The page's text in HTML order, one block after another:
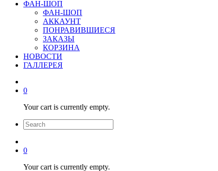
ФАН-ШОП
ФАН-ШОП
АККАУНТ
ПОНРАВИВШИЕСЯ
ЗАКАЗЫ
КОРЗИНА
НОВОСТИ
ГАЛЛЕРЕЯ
0
Your cart is currently empty.
0
Your cart is currently empty.